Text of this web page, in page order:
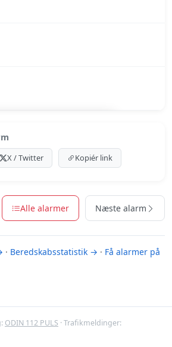
indhold
for at se meldingen.
muligheder
X / Twitter Kopiér link
Alle alarmer Næste alarm
· Beredskabsstatistik → · Få alarmer på
ODIN 112 PULS · Trafikmeldinger: